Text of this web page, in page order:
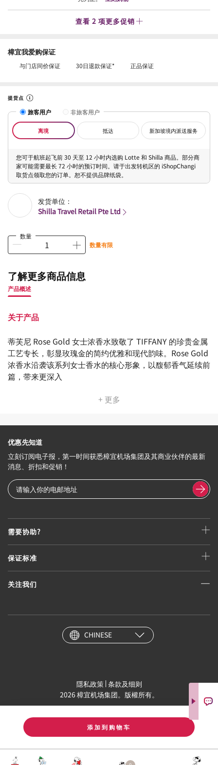
添加到购物车
查看 2 项更多促销
樟宜我爱购保证
与门店同价保证 30日退款保证* 正品保证
提货点
旅客用户 非旅客用户
离境 抵达 新加坡境内派送服务
您可于航班起飞前 30 天至 12 小时内选购 Lotte 和 Shilla 商品。部分商
家可能需要最长 72 小时的预订时间。请于出发转机区的 iShopChangi
取货点领取您的订单。恕不提供品牌纸袋。
发货单位：
Shilla Travel Retail Pte Ltd
数量
数量有限
了解更多商品信息
产品概述
关于产品
蒂芙尼 Rose Gold 女士浓香水致敬了 TIFFANY 的珍贵金属
工艺专长，彰显玫瑰金的简约优雅和现代韵味。Rose Gold
浓香水沿袭该系列女士香水的核心形象，以馥郁香气延续前
篇，带来更深入
+ 更多
需要协助?
保证标准
关注我们
优惠先知道
立刻订阅电子报，第一时间获悉樟宜机场集团及其商业伙伴的最新
消息、折扣和促销！
CHINESE
隱私政策 条款及细则
2026 樟宜机场集团。版權所有。